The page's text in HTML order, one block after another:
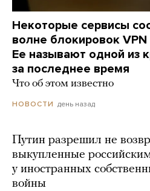
Некоторые сервисы
волне блокировок VPN
Ее называют одной из
за последнее время
Что об этом известно
НОВОСТИ день назад
Путин разрешил не
выкупленные
у иностранных
войны